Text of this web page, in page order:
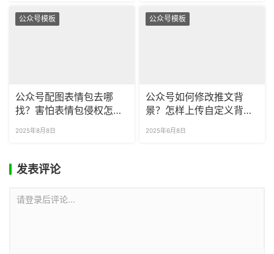
公众号模板
公众号配图表情包去哪
找？害怕表情包侵权怎么
2025年8月8日
公众号模板
公众号如何修改推文背
景？怎样上传自定义背景
2025年6月8日
发表评论
请登录后评论...